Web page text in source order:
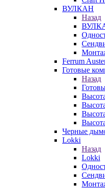
ВУЛКАН
Назад
Ferrum
Готовые
Назад
Черные
Lokki
Назад
Lokki